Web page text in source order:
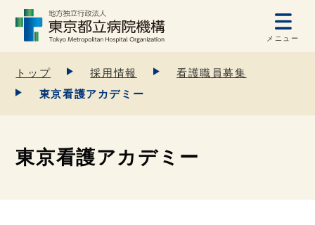
メニュー
トップ 採用情報
看護職員募集
東京看護アカデミー
東京看護アカデミー